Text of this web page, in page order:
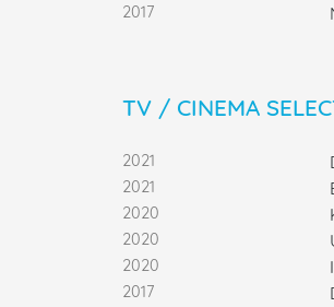
2017
TV / CINEMA
2021
2021
2020
2020
2020
2017